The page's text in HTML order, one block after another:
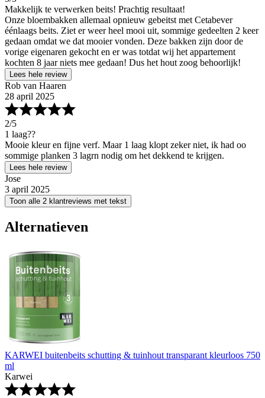
Makkelijk te verwerken beits! Prachtig resultaat!
Onze bloembakken allemaal opnieuw gebeitst met Cetabever
éénlaags beits. Ziet er weer heel mooi uit, sommige gedeelten 2 keer
gedaan omdat we dat mooier vonden. Deze bakken zijn door de
vorige eigenaren gekocht en er was totdat wij het appartement
kochten 8 jaar niets mee gedaan! Dus het hout zoog behoorlijk!
Lees hele review
Rob van Haaren
28 april 2025
2/5
1 laag??
Mooie kleur en fijne verf. Maar 1 laag klopt zeker niet, ik had oo
sommige planken 3 lagrn nodig om het dekkend te krijgen.
Lees hele review
Jose
3 april 2025
Toon alle 2 klantreviews met tekst
Alternatieven
KARWEI buitenbeits schutting & tuinhout transparant kleurloos 750
ml
Karwei